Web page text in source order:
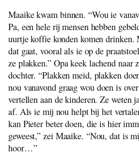
Maaike kwam binnen. “Wou ie
Pa, een hele rij mensen hebben
uurtje koffie konden komen drinken.
dat gaat, vooral als ie op de
ze plakken.” Opa keek lachend naar
dochter. “Plakken meid, plakken
nou vanavond graag wou doen is
vertellen aan de kinderen. Ze weten
af. Als ie mij nou helpt bij het
kan Pieter beter doen, die is hier
geweest,” zei Maaike. “Nou, dat is
hoor…”